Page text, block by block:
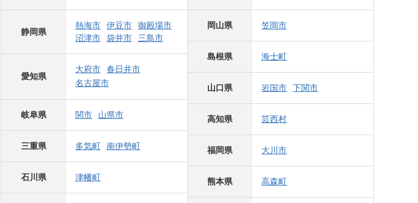
静岡県
熱海市 伊豆市
御殿場市
沼津市
袋井市 三島市
愛知県
大府市
春日井市
名古屋市
岐阜県 関市 山県市
三重県 多気町 南伊勢町
石川県 津幡町
岡山県 笠岡市
島根県 海士町
山口県 岩国市 下関市
高知県 芸西村
福岡県 大川市
熊本県 高森町